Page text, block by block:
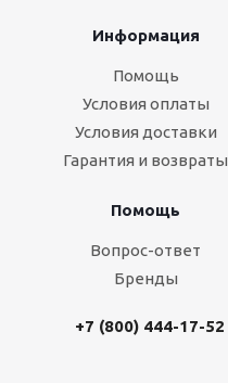
Информация
Помощь
Условия оплаты
Условия доставки
Гарантия и возвраты
Помощь
Вопрос-ответ
Бренды
+7 (800) 444-17-52